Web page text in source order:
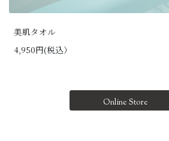
美肌タオル
4,950円(税込）
Online Store